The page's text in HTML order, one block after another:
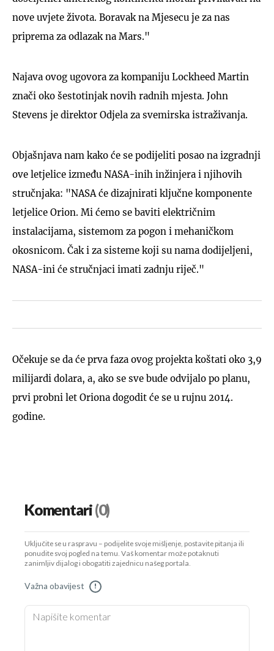
nove uvjete života. Boravak na Mjesecu je za nas
priprema za odlazak na Mars."
Najava ovog ugovora za kompaniju Lockheed Martin
znači oko šestotinjak novih radnih mjesta. John
Stevens je direktor Odjela za svemirska istraživanja.
Objašnjava nam kako će se podijeliti posao na izgradnji
ove letjelice između NASA-inih inžinjera i njihovih
stručnjaka: "NASA će dizajnirati ključne komponente
letjelice Orion. Mi ćemo se baviti električnim
instalacijama, sistemom za pogon i mehaničkom
okosnicom. Čak i za sisteme koji su nama dodijeljeni,
NASA-ini će stručnjaci imati zadnju riječ."
Očekuje se da će prva faza ovog projekta koštati oko 3,9
milijardi dolara, a, ako se sve bude odvijalo po planu,
prvi probni let Oriona dogodit će se u rujnu 2014.
godine.
Komentari(0)
Uključite se u raspravu – podijelite svoje mišljenje, postavite pitanja ili
ponudite svoj pogled na temu. Vaš komentar može potaknuti
zanimljiv dijalog i obogatiti zajednicu našeg portala.
Važna obavijest !